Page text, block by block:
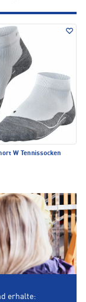
W Tennissocken
erhalte: